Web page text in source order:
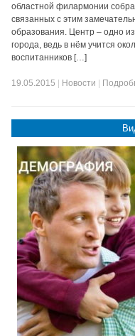
областной филармонии
связанных с этим
образования. Центр – одно
города, ведь в нём учится
воспитанников […]
19.05.2015 Новости